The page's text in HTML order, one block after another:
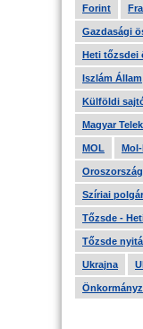
Forint
Gazdasági
Heti tőzsdei
Iszlám Állam
Külföldi
Magyar
MOL
Oroszország
Szíriai
Tőzsde -
Tőzsde
Ukrajna